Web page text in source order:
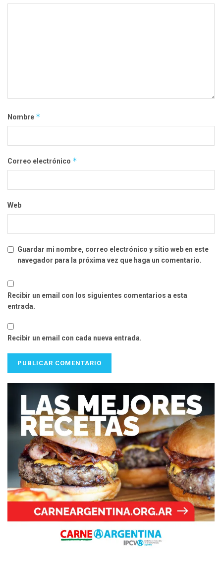
Nombre *
Correo electrónico *
Web
Guardar mi nombre, correo electrónico y sitio web en este
navegador para la próxima vez que haga un comentario.
Recibir un email con los siguientes comentarios a esta
entrada.
Recibir un email con cada nueva entrada.